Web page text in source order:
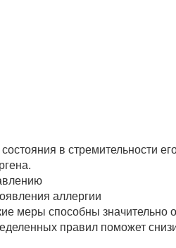
в стремительности
аллергии
меры способны значительно
правил поможет